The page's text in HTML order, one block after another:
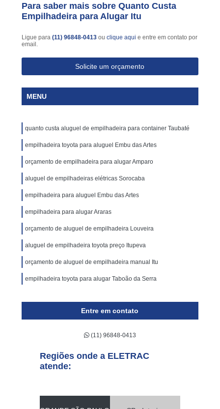
Para saber mais sobre Quanto Custa
Empilhadeira para Alugar Itu
Ligue para (11) 96848-0413 ou clique aqui e entre em contato por
email.
Solicite um orçamento
MENU
quanto custa aluguel de empilhadeira para container Taubaté
empilhadeira toyota para aluguel Embu das Artes
orçamento de empilhadeira para alugar Amparo
aluguel de empilhadeiras elétricas Sorocaba
empilhadeira para aluguel Embu das Artes
empilhadeira para alugar Araras
orçamento de aluguel de empilhadeira Louveira
aluguel de empilhadeira toyota preço Itupeva
orçamento de aluguel de empilhadeira manual Itu
empilhadeira toyota para alugar Taboão da Serra
Entre em contato
(11) 96848-0413
Regiões onde a ELETRAC
atende: